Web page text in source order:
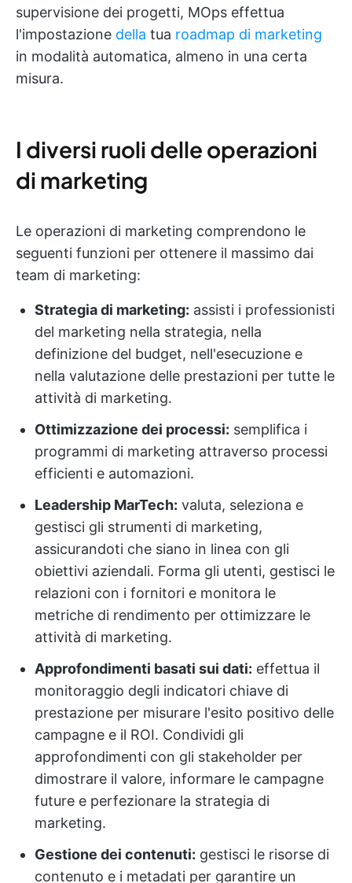
supervisione dei progetti, MOps effettua
l'impostazione della tua roadmap di marketing
in modalità automatica, almeno in una certa
misura.
I diversi ruoli delle operazioni
di marketing
Le operazioni di marketing comprendono le
seguenti funzioni per ottenere il massimo dai
team di marketing:
Strategia di marketing: assisti i professionisti
del marketing nella strategia, nella
definizione del budget, nell'esecuzione e
nella valutazione delle prestazioni per tutte le
attività di marketing.
Ottimizzazione dei processi: semplifica i
programmi di marketing attraverso processi
efficienti e automazioni.
Leadership MarTech: valuta, seleziona e
gestisci gli strumenti di marketing,
assicurandoti che siano in linea con gli
obiettivi aziendali. Forma gli utenti, gestisci le
relazioni con i fornitori e monitora le
metriche di rendimento per ottimizzare le
attività di marketing.
Approfondimenti basati sui dati: effettua il
monitoraggio degli indicatori chiave di
prestazione per misurare l'esito positivo delle
campagne e il ROI. Condividi gli
approfondimenti con gli stakeholder per
dimostrare il valore, informare le campagne
future e perfezionare la strategia di
marketing.
Gestione dei contenuti: gestisci le risorse di
contenuto e i metadati per garantire un